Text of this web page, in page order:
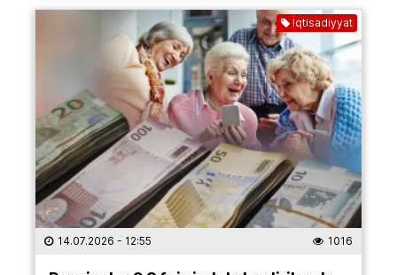
İqtisadiyyat
14.07.2026 - 12:55 1016